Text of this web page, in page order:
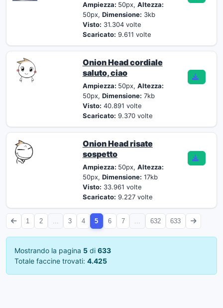
Ampiezza: 50px, Altezza:
50px, Dimensione: 3kb
Visto: 31.304 volte
Scaricato: 9.611 volte
Onion Head cordiale
saluto, ciao
Ampiezza: 50px, Altezza:
50px, Dimensione: 7kb
Visto: 40.891 volte
Scaricato: 9.370 volte
Onion Head risate
sospetto
Ampiezza: 50px, Altezza:
50px, Dimensione: 17kb
Visto: 33.961 volte
Scaricato: 9.227 volte
1 2 3 4 5 6 7 632 633
Mostrando la pagina 5 di 633
Totale faccine trovati: 4.425